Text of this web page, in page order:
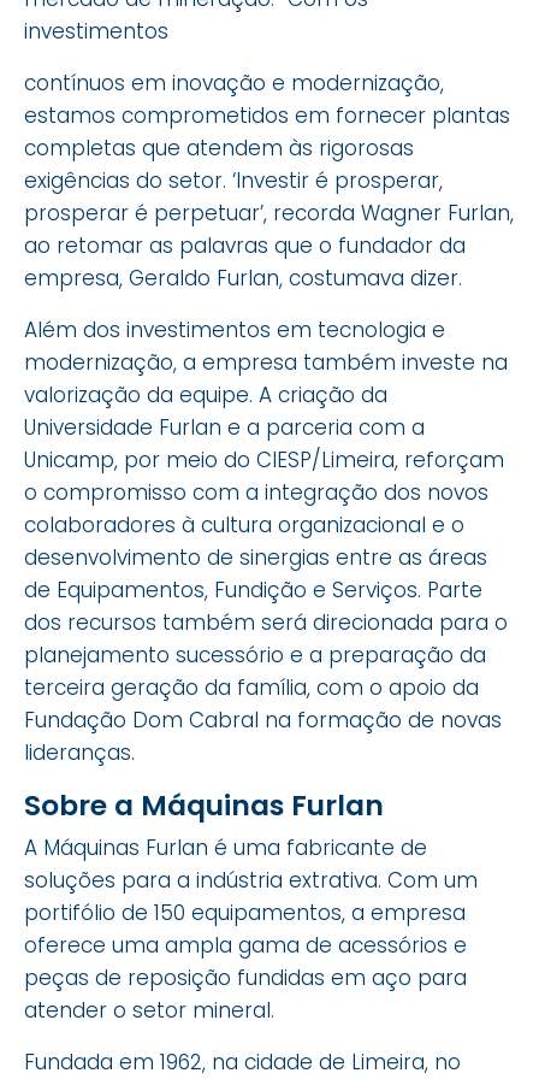
investimentos
contínuos em inovação e modernização,
estamos comprometidos em fornecer plantas
completas que atendem às rigorosas
exigências do setor. ‘Investir é prosperar,
prosperar é perpetuar’, recorda Wagner Furlan,
ao retomar as palavras que o fundador da
empresa, Geraldo Furlan, costumava dizer.
Além dos investimentos em tecnologia e
modernização, a empresa também investe na
valorização da equipe. A criação da
Universidade Furlan e a parceria com a
Unicamp, por meio do CIESP/Limeira, reforçam
o compromisso com a integração dos novos
colaboradores à cultura organizacional e o
desenvolvimento de sinergias entre as áreas
de Equipamentos, Fundição e Serviços. Parte
dos recursos também será direcionada para o
planejamento sucessório e a preparação da
terceira geração da família, com o apoio da
Fundação Dom Cabral na formação de novas
lideranças.
Sobre a Máquinas Furlan
A Máquinas Furlan é uma fabricante de
soluções para a indústria extrativa. Com um
portifólio de 150 equipamentos, a empresa
oferece uma ampla gama de acessórios e
peças de reposição fundidas em aço para
atender o setor mineral.
Fundada em 1962, na cidade de Limeira, no